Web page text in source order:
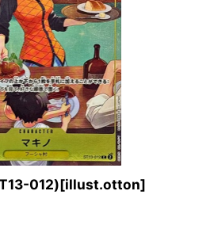
012)[illust.otton]